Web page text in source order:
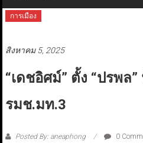
การเมือง
สิงหาคม 5, 2025
“เดชอิศม์” ตั้ง “ปรพล
รมช.มท.3
Posted By: aneaphong 0